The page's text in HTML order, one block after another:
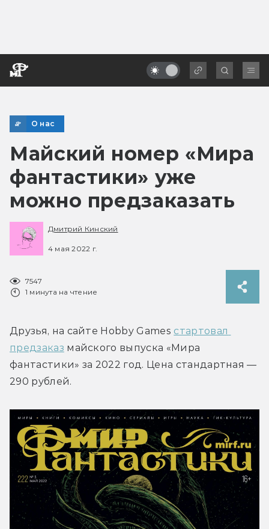
О нас
Майский номер «Мира
фантастики» уже
можно предзаказать
Дмитрий Кинский
4 мая 2022 г.
7547
1 минута на чтение
Друзья, на сайте Hobby Games стартовал
предзаказ майского выпуска «Мира
фантастики» за 2022 год. Цена стандартная —
290 рублей.